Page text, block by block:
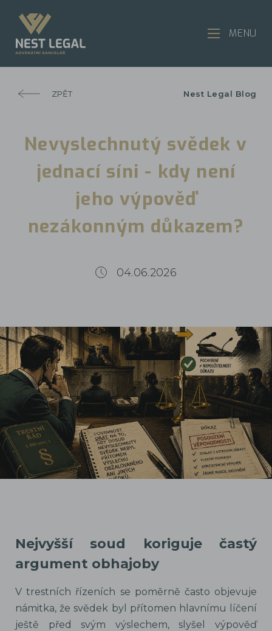
ZPĚT Nest Legal Blog
Nevyslechnutý svědek v
jednací síni - kdy není
jeho výpověď
nezákonným důkazem?
04.06.2026
Nejvyšší soud koriguje častý
argument obhajoby
V trestních řízeních se poměrně často objevuje
námitka, že svědek byl přítomen hlavnímu líčení
ještě před svým výslechem, slyšel výpověď
MENU